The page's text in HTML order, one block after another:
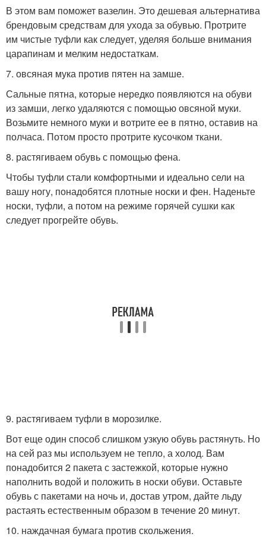
В этом вам поможет вазелин. Это дешевая альтернатива
брендовым средствам для ухода за обувью. Протрите
им чистые туфли как следует, уделяя больше внимания
царапинам и мелким недостаткам.
7. овсяная мука против пятен на замше.
Сальные пятна, которые нередко появляются на обуви
из замши, легко удаляются с помощью овсяной муки.
Возьмите немного муки и вотрите ее в пятно, оставив на
полчаса. Потом просто протрите кусочком ткани.
8. растягиваем обувь с помощью фена.
Чтобы туфли стали комфортными и идеально сели на
вашу ногу, понадобятся плотные носки и фен. Наденьте
носки, туфли, а потом на режиме горячей сушки как
следует прогрейте обувь.
9. растягиваем туфли в морозилке.
Вот еще один способ слишком узкую обувь растянуть. Но
на сей раз мы используем не тепло, а холод. Вам
понадобится 2 пакета с застежкой, которые нужно
наполнить водой и положить в носки обуви. Оставьте
обувь с пакетами на ночь и, достав утром, дайте льду
растаять естественным образом в течение 20 минут.
10. наждачная бумага против скольжения.